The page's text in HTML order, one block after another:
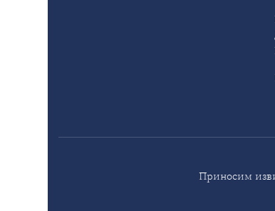
Приносим